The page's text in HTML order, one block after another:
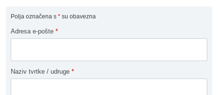
Polja označena s * su obavezna
Adresa e-pošte *
Naziv tvrtke / udruge *